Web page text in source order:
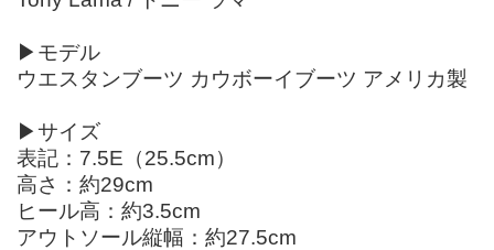
▶モデル
ウエスタンブーツ カウボーイブーツ アメリカ製
▶サイズ
表記：7.5E（25.5cm）
高さ：約29cm
ヒール高：約3.5cm
アウトソール縦幅：約27.5cm